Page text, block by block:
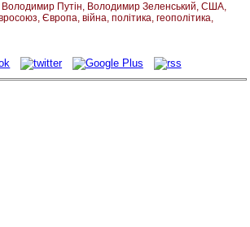
Володимир Путін Володимир Зеленський США
Європа війна політика геополітика